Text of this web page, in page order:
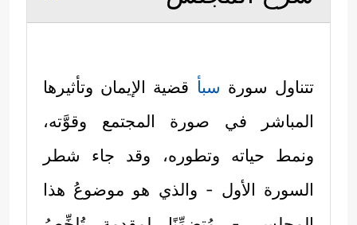
تتناول سورة سبأ قضية الإيمان وتأثيرها
المباشر في صورة المجتمع وقوَّته،
ونمط حياته وتطوره، وقد جاء شطر
السورة الأول - والذي هو موضوعُ هذا